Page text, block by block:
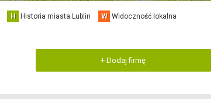
H Historia miasta Lublin W Widoczność lokalna
+ Dodaj firmę